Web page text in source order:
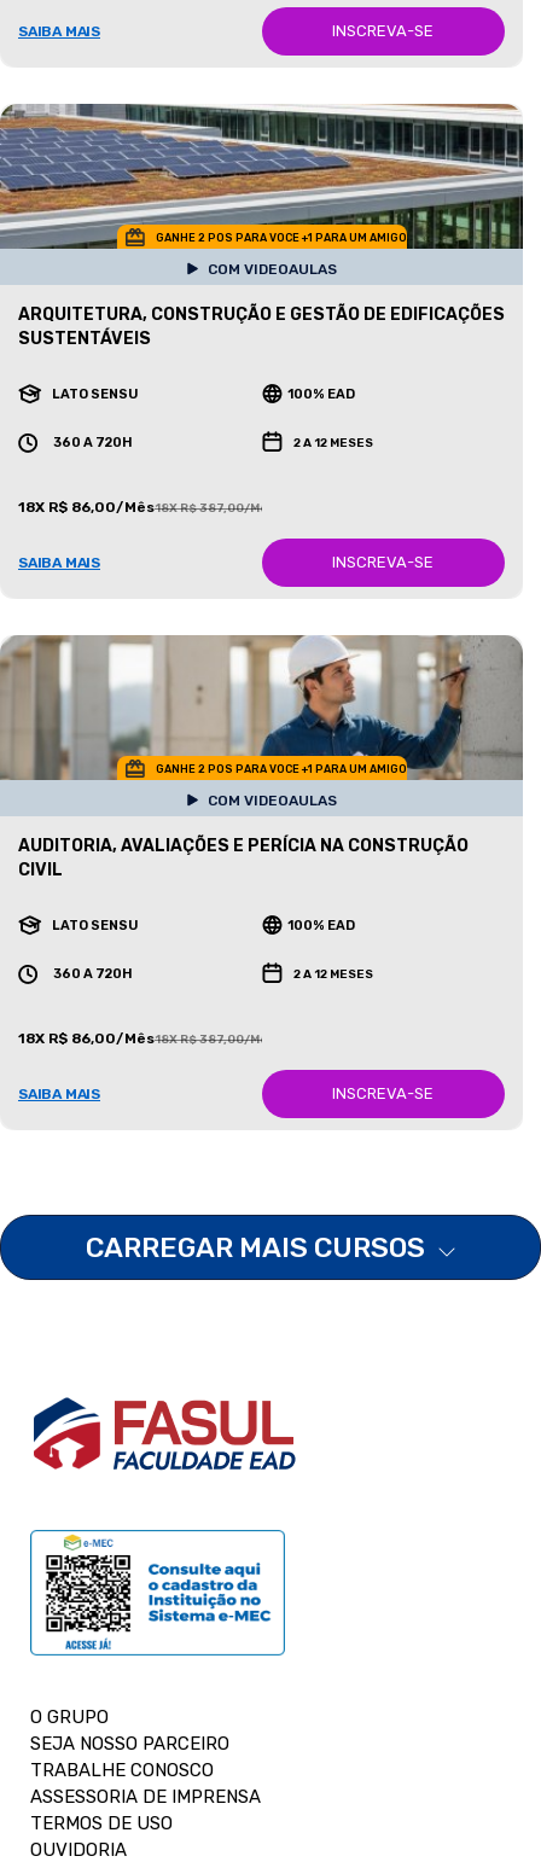
SAIBA MAIS INSCREVA-SE
GANHE 2 POS PARA VOCE +1 PARA UM AMIGO
COM VIDEOAULAS
ARQUITETURA, CONSTRUÇÃO E GESTÃO DE EDIFICAÇÕES
SUSTENTÁVEIS
LATO SENSU 100% EAD
360 A 720H 2 A 12 MESES
18X R$ 86,00/Mês18X R$ 387,00/Mês
SAIBA MAIS INSCREVA-SE
GANHE 2 POS PARA VOCE +1 PARA UM AMIGO
COM VIDEOAULAS
AUDITORIA, AVALIAÇÕES E PERÍCIA NA CONSTRUÇÃO
CIVIL
LATO SENSU 100% EAD
360 A 720H 2 A 12 MESES
18X R$ 86,00/Mês18X R$ 387,00/Mês
SAIBA MAIS INSCREVA-SE
CARREGAR MAIS CURSOS
O GRUPO
SEJA NOSSO PARCEIRO
TRABALHE CONOSCO
ASSESSORIA DE IMPRENSA
TERMOS DE USO
OUVIDORIA